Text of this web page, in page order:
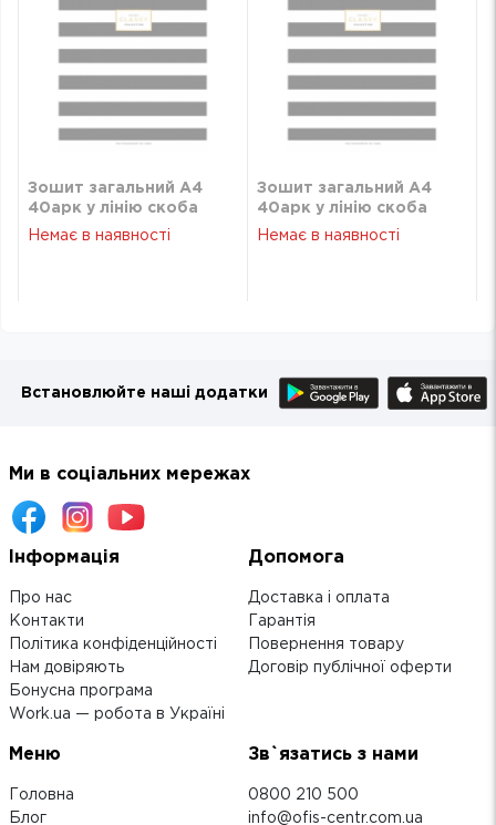
Зошит загальний А4
40арк у лінію скоба
Школярик A4-040-
Немає в наявності
Зошит загальний А4
40арк у лінію скоба
Школярик A4-040-
Немає в наявності
Встановлюйте наші додатки
Ми в соціальних мережах
Інформація
Про нас
Контакти
Політика конфіденційності
Нам довіряють
Бонусна програма
Work.ua — робота в Україні
Допомога
Доставка і оплата
Гарантія
Повернення товару
Договір публічної оферти
Меню
Головна
Блог
Зв`язатись з нами
0800 210 500
info@ofis-centr.com.ua